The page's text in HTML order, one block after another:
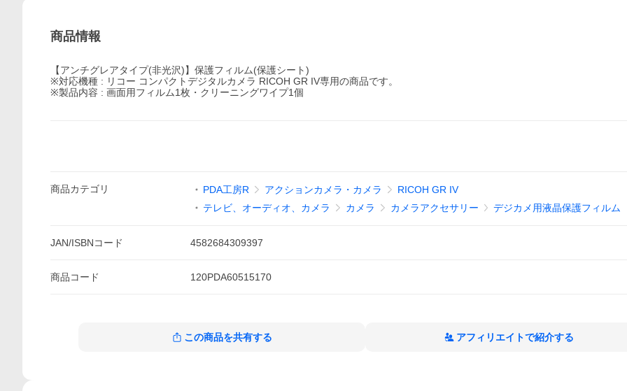
商品情報
【アンチグレアタイプ(非光沢)】保護フィルム(保護シート)
※対応機種 : リコー コンパクトデジタルカメラ RICOH GR IV専用の商品です。
※製品内容 : 画面用フィルム1枚・クリーニングワイプ1個
商品カテゴリ PDA工房R アクションカメラ・カメラ
RICOH GR IV
テレビ、オーディオ、カメラ
カメラ カメラアクセサリー デジカメ用液晶保護フィルム
JAN/ISBNコード 4582684309397
商品コード 120PDA60515170
この商品を共有する アフィリエイトで紹介する